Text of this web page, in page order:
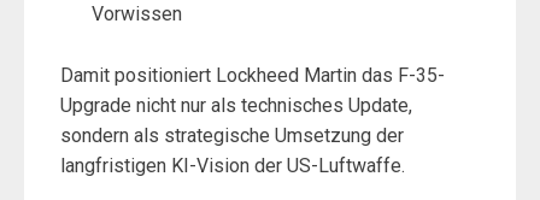
Vorwissen
Damit positioniert Lockheed Martin das F-35-
Upgrade nicht nur als technisches Update,
sondern als strategische Umsetzung der
langfristigen KI-Vision der US-Luftwaffe.